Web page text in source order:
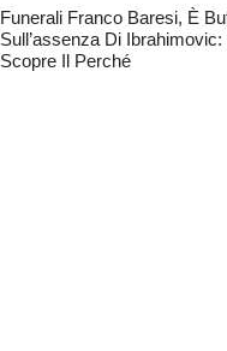
Funerali Franco Baresi, È
Sull’assenza Di Ibrahimovic:
Scopre Il Perché